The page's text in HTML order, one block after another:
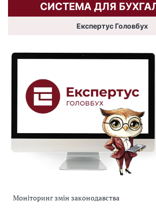
СИСТЕМА ДЛЯ
Експертус Головбух
Моніторинг змін законодавства